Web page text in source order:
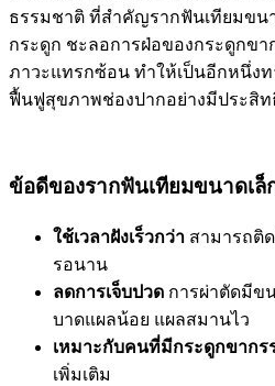
ธรรมชาติ ที่สำคัญรากฟันเทียมขน
กระดูก ชะลอการฝ่อของกระดูกขา
ภาวะแทรกซ้อน ทำให้เป็นอีกหนึ่ง
ฟื้นฟูสุขภาพช่องปากอย่างมีประสิ
ข้อดีของรากฟันเทียมขนาดเล็
ใช้เวลาฝังเร็วกว่า สามารถติ
รอนาน
ลดการเจ็บปวด การผ่าตัดมีข
บาดแผลน้อย แผลสมานไว
เหมาะกับคนที่มีกระดูกขากร
เพิ่มเติม